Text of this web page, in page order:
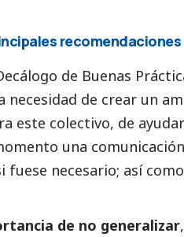
recomendaciones
de Buenas
necesidad de crear un
este colectivo, de
una
necesario; así
de no generalizar